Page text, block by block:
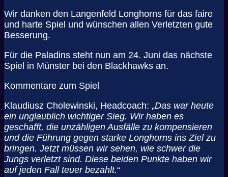
Wir danken den Langenfeld Longhorns für das faire
und harte Spiel und wünschen allen Verletzten gute
Besserung.
Für die Paladins steht nun am 24. Juni das nächste
Spiel in Münster bei den Blackhawks an.
Kommentare zum Spiel
Klaudiusz Cholewinski, Headcoach: „Das war heute
ein unglaublich wichtiger Sieg. Wir haben es
geschafft, die unzähligen Ausfälle zu kompensieren
und die Führung gegen starke Longhorns ins Ziel zu
bringen. Jetzt müssen wir sehen, wie schwer die
Jungs verletzt sind. Diese beiden Punkte haben wir
auf jeden Fall teuer bezahlt.“